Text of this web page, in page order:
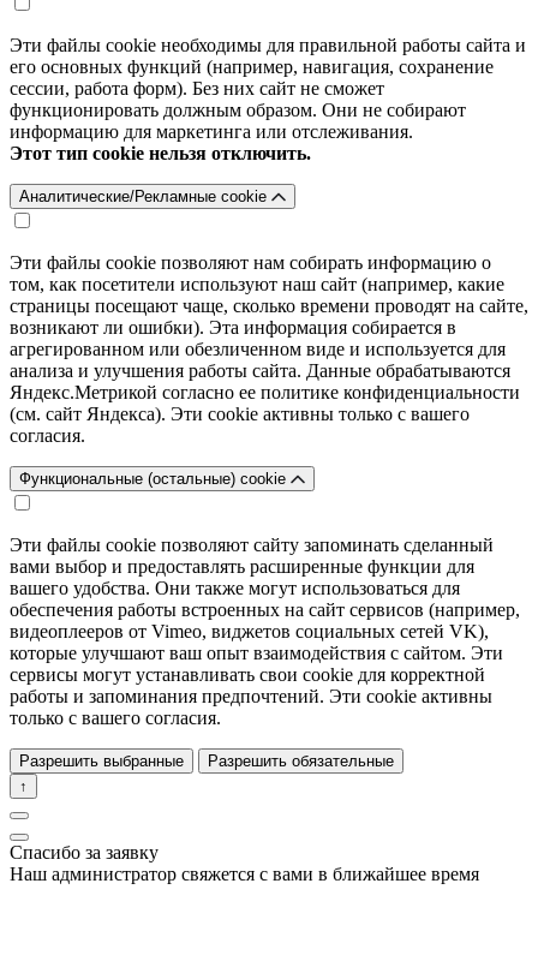
Эти файлы cookie необходимы для правильной работы сайта и
его основных функций (например, навигация, сохранение
сессии, работа форм). Без них сайт не сможет
функционировать должным образом. Они не собирают
информацию для маркетинга или отслеживания.
Этот тип cookie нельзя отключить.
Аналитические/Рекламные cookie
Эти файлы cookie позволяют нам собирать информацию о
том, как посетители используют наш сайт (например, какие
страницы посещают чаще, сколько времени проводят на сайте,
возникают ли ошибки). Эта информация собирается в
агрегированном или обезличенном виде и используется для
анализа и улучшения работы сайта. Данные обрабатываются
Яндекс.Метрикой согласно ее политике конфиденциальности
(см. сайт Яндекса). Эти cookie активны только с вашего
согласия.
Функциональные (остальные) cookie
Эти файлы cookie позволяют сайту запоминать сделанный
вами выбор и предоставлять расширенные функции для
вашего удобства. Они также могут использоваться для
обеспечения работы встроенных на сайт сервисов (например,
видеоплееров от Vimeo, виджетов социальных сетей VK),
которые улучшают ваш опыт взаимодействия с сайтом. Эти
сервисы могут устанавливать свои cookie для корректной
работы и запоминания предпочтений. Эти cookie активны
только с вашего согласия.
Разрешить выбранные
Разрешить обязательные
↑
Спасибо за заявку
Наш администратор свяжется с вами в ближайшее время